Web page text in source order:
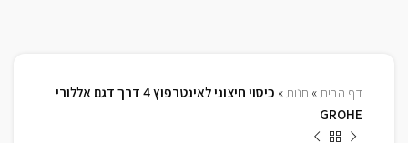
דף הבית » חנות »
כיסוי חיצוני לאינטרפוץ 4 דרך דגם אללורי
GROHE